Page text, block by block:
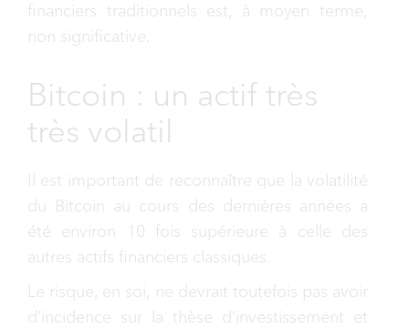
financiers traditionnels est, à moyen terme,
non significative.
Bitcoin : un actif très
très volatil
Il est important de reconnaître que la volatilité
du Bitcoin au cours des dernières années a
été environ 10 fois supérieure à celle des
autres actifs financiers classiques.
Le risque, en soi, ne devrait toutefois pas avoir
d’incidence sur la thèse d’investissement et